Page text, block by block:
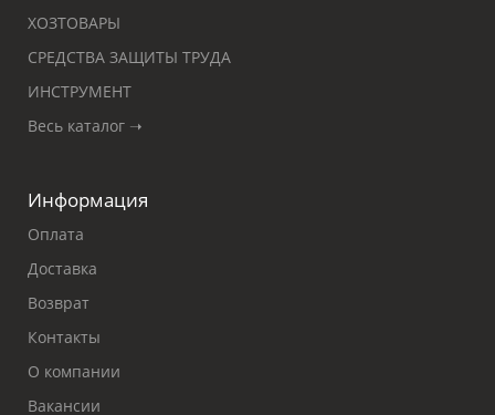
ХОЗТОВАРЫ
СРЕДСТВА ЗАЩИТЫ ТРУДА
ИНСТРУМЕНТ
Весь каталог ➝
Информация
Оплата
Доставка
Возврат
Контакты
О компании
Вакансии